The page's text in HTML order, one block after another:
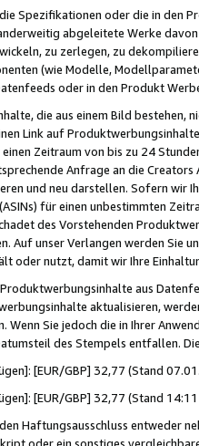
Spezifikationen oder die in
abgeleitete Werke
zu zerlegen, zu
(wie Modelle,
oder in den Produkt
die aus einem Bild bestehen,
Link auf
Zeitraum von bis zu 24
Anfrage an die
und neu darstellen. Sofern wir
für einen unbestimmten
des Vorstehenden
Auf unser Verlangen werden Sie
oder nutzt, damit wir Ihre
aus
aktualisieren,
Sie jedoch die in Ihrer
des Stempels entfallen.
[EUR/GBP] 32,77 (Stand
[EUR/GBP] 32,77 (Stand
Haftungsausschluss entweder
oder ein sonstiges